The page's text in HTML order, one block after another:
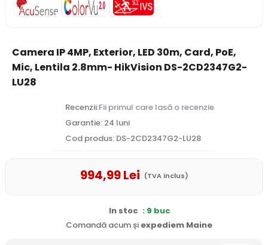
Camera IP 4MP, Exterior, LED 30m, Card, PoE,
Mic, Lentila 2.8mm- HikVision DS-2CD2347G2-
LU28
Recenzii:Fii primul care lasă o recenzie
Garantie: 24 luni
Cod produs: DS-2CD2347G2-LU28
994,99Lei (TVA inclus)
In stoc : 9 buc
Comandă acum și expediem Maine